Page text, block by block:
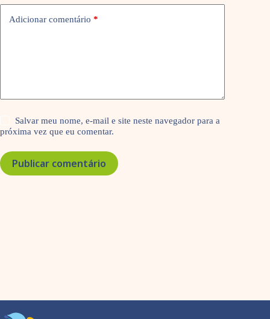
Adicionar comentário *
Salvar meu nome, e-mail e site neste navegador para a
próxima vez que eu comentar.
Publicar comentário